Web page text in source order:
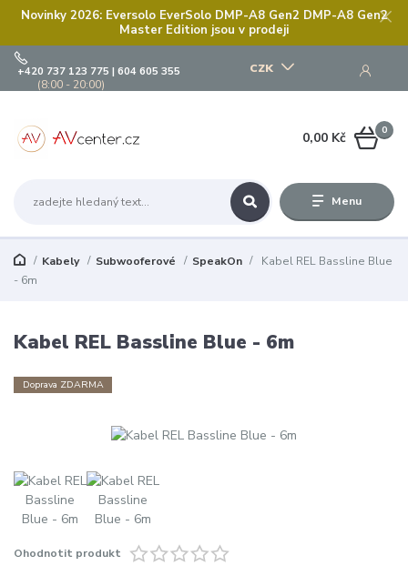
Novinky 2026: Eversolo EverSolo DMP-A8 Gen2 DMP-A8 Gen2
Master Edition jsou v prodeji
Menu
CZK
+420 737 123 775 | 604 605 355
(8:00 - 20:00)
0
0,00 Kč
Kabely Subwooferové SpeakOn
Kabel REL Bassline Blue
- 6m
Kabel REL Bassline Blue - 6m
Doprava ZDARMA
Ohodnotit produkt